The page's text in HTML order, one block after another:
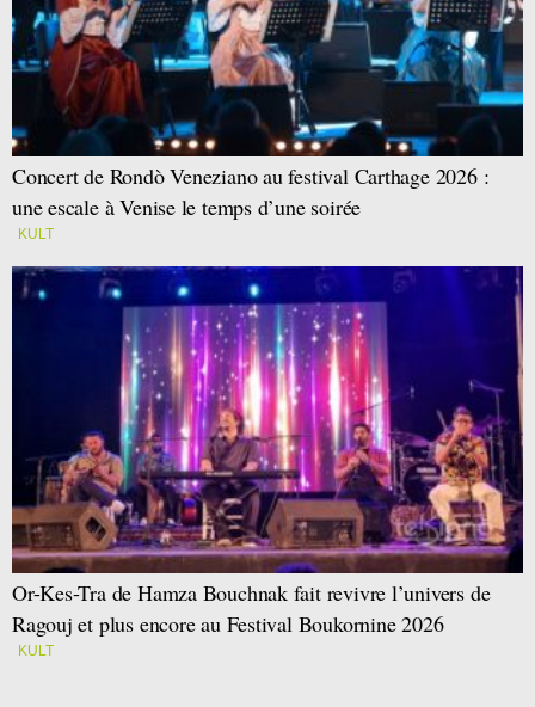
Concert de Rondò Veneziano au festival Carthage 2026 :
une escale à Venise le temps d’une soirée
KULT
Or-Kes-Tra de Hamza Bouchnak fait revivre l’univers de
Ragouj et plus encore au Festival Boukornine 2026
KULT